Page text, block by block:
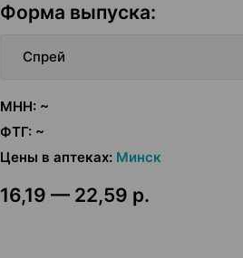
Форма выпуска:
Спрей
МНН: ~
ФТГ: ~
Цены в аптеках: Минск
16,19 — 22,59 р.